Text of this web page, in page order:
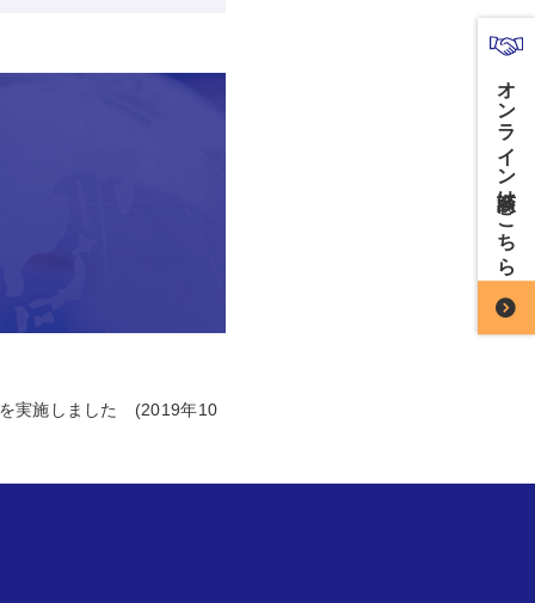
を実施しました (2019年10
オンライン商談はこちら